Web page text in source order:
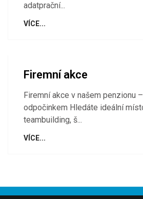
adatprační...
VÍCE...
Firemní akce
Firemní akce v našem penzionu
odpočinkem Hledáte ideální
teambuilding, š...
VÍCE...